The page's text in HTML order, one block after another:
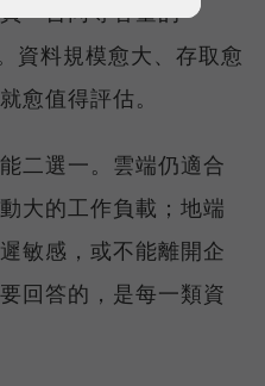
一台同等容量的
資料規模愈大、存取愈
愈值得評估。
二選一。雲端仍適合
大的工作負載；地端
敏感，或不能離開企
回答的，是每一類資